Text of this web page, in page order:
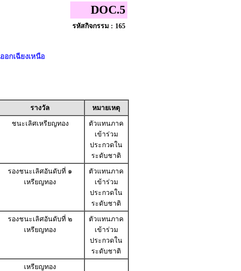
อกเฉียงเหนือ
DOC.5
รหัสกิจกรรม : 165
รางวัล
หมายเหตุ
ชนะเลิศเหรียญทอง
ตัวแทนภาค
เข้าร่วม
ประกวดใน
ระดับชาติ
รองชนะเลิศอันดับที่ ๑
เหรียญทอง
ตัวแทนภาค
เข้าร่วม
ประกวดใน
ระดับชาติ
รองชนะเลิศอันดับที่ ๒
เหรียญทอง
ตัวแทนภาค
เข้าร่วม
ประกวดใน
ระดับชาติ
เหรียญทอง